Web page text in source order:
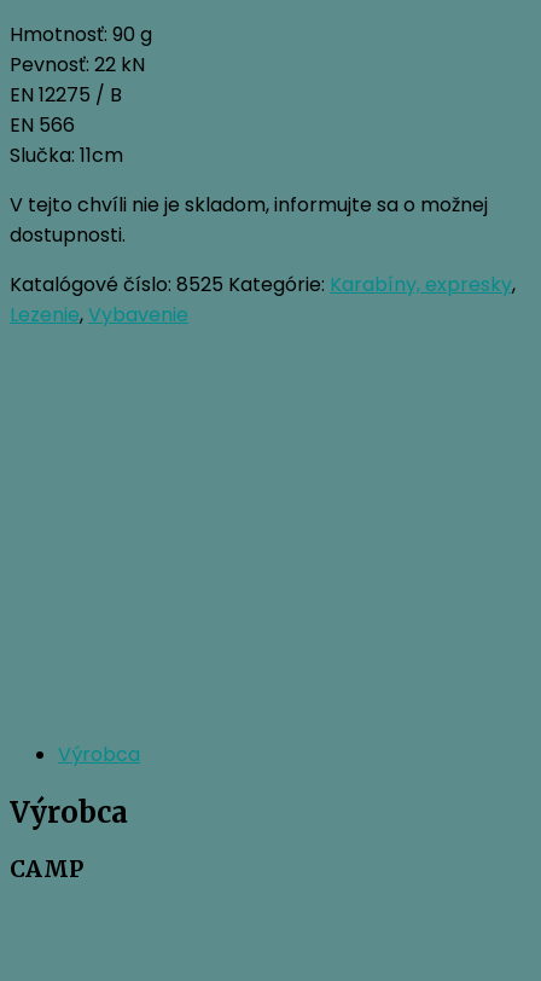
Hmotnosť: 90 g
Pevnosť: 22 kN
EN 12275 / B
EN 566
Slučka: 11cm
V tejto chvíli nie je skladom, informujte sa o možnej
dostupnosti.
Katalógové číslo: 8525 Kategórie: Karabíny, expresky,
Lezenie,Vybavenie
Výrobca
Výrobca
CAMP